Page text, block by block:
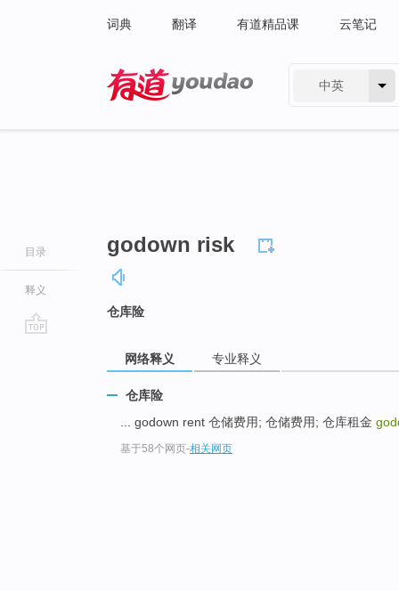
词典 翻译 有道精品课 云笔记
中英
目录
释义
godown risk
仓库险
网络释义 专业释义
仓库险
... godown rent 仓储费用; 仓储费用; 仓库租金
基于58个网页-相关网页